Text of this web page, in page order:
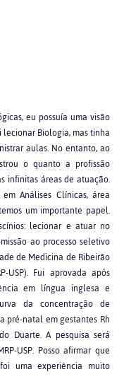
eu possuía uma visão
Biologia, mas tinha
aulas. No entanto, ao
o quanto a profissão
infinitas áreas de atuação.
Análises Clínicas, área
um importante papel.
lecionar e atuar no
ao processo seletivo
de Medicina de Ribeirão
USP). Fui aprovada após
em língua inglesa e
da concentração de
pré-natal em gestantes Rh
Duarte. A pesquisa será
USP. Posso afirmar que
uma experiência muito